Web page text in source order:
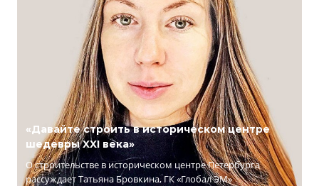
«Давайте строить в историческом центре
шедевры XXI века»
О строительстве в историческом центре Петербурга
рассуждает Татьяна Бровкина, ГК «Глобал ЭМ»